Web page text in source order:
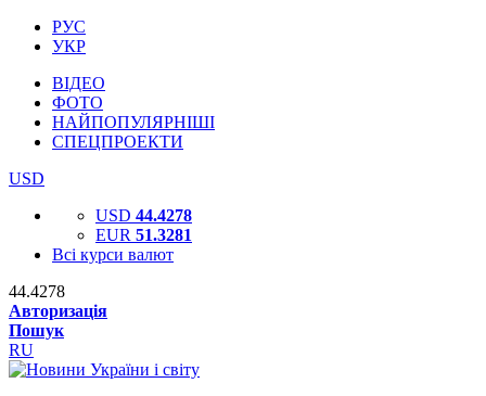
РУС
УКР
ВІДЕО
ФОТО
НАЙПОПУЛЯРНІШІ
СПЕЦПРОЕКТИ
USD
USD 44.4278
EUR 51.3281
Всі курси валют
44.4278
Авторизація
Пошук
RU